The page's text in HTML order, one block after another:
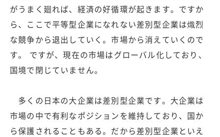
がうまく廻れば、経済の好循環が起きます。ですか
ら、ここで平等型企業になれない差別型企業は熾烈
な競争から退出していく。市場から消えていくので
す。 ですが、現在の市場はグローバル化しており、
国境で閉じていません。
多くの日本の大企業は差別型企業です。大企業は
市場の中で有利なポジションを維持しており、国か
ら保護されることもある。だから差別型企業といえ